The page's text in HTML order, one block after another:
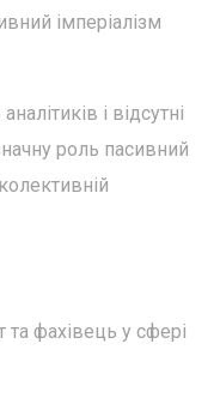
імперіалізм
і відсутні
роль пасивний
та фахівець у сфері